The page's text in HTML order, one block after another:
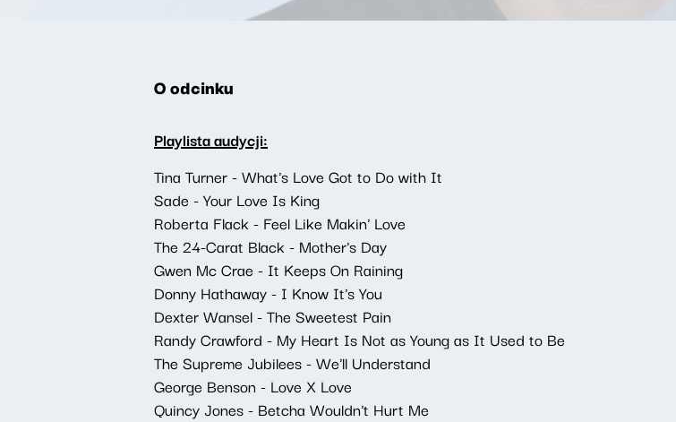
O odcinku
Playlista audycji:
Tina Turner - What's Love Got to Do with It
Sade - Your Love Is King
Roberta Flack - Feel Like Makin' Love
The 24-Carat Black - Mother's Day
Gwen Mc Crae - It Keeps On Raining
Donny Hathaway - I Know It's You
Dexter Wansel - The Sweetest Pain
Randy Crawford - My Heart Is Not as Young as It Used to Be
The Supreme Jubilees - We'll Understand
George Benson - Love X Love
Quincy Jones - Betcha Wouldn't Hurt Me